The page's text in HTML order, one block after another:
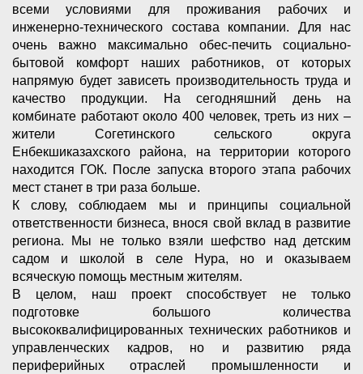
всеми условиями для проживания рабочих и
инженерно-технического состава компании. Для нас
очень важно максимально обес-печить социально-
бытовой комфорт наших работников, от которых
напрямую будет зависеть производительность труда и
качество продукции. На сегодняшний день на
комбинате работают около 400 человек, треть из них –
жители Согетинского сельского округа
Енбекшиказахского района, на территории которого
находится ГОК. После запуска второго этапа рабочих
мест станет в три раза больше.
К слову, соблюдаем мы и принципы социальной
ответственности бизнеса, внося свой вклад в развитие
региона. Мы не только взяли шефство над детским
садом и школой в селе Нура, но и оказываем
всяческую помощь местным жителям.
В целом, наш проект способствует не только
подготовке большого количества
высококвалифицированных технических работников и
управленческих кадров, но и развитию ряда
периферийных отраслей промышленности и